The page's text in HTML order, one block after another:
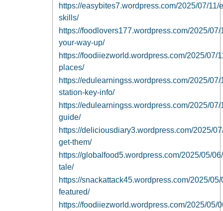
https://easybites7.wordpress.com/2025/07/
skills/
https://foodlovers177.wordpress.com/2025/
your-way-up/
https://foodiiezworld.wordpress.com/2025/
places/
https://edulearningss.wordpress.com/2025/
station-key-info/
https://edulearningss.wordpress.com/2025/
guide/
https://deliciousdiary3.wordpress.com/2025/
get-them/
https://globalfood5.wordpress.com/2025/05/
tale/
https://snackattack45.wordpress.com/2025/
featured/
https://foodiiezworld.wordpress.com/2025/05/